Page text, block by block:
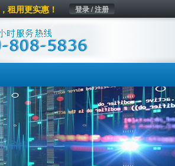
登录 / 注册
租用更实惠！